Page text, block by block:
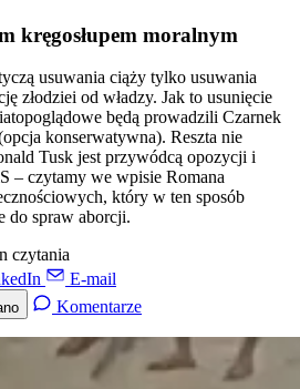
kręgosłupem moralnym
usuwania ciąży tylko usuwania
złodziei od władzy. Jak to usunięcie
będą prowadzili Czarnek
konserwatywna). Reszta nie
Tusk jest przywódcą opozycji i
– czytamy we wpisie Romana
który w ten sposób
do spraw aborcji.
czytania
E-mail
Komentarze